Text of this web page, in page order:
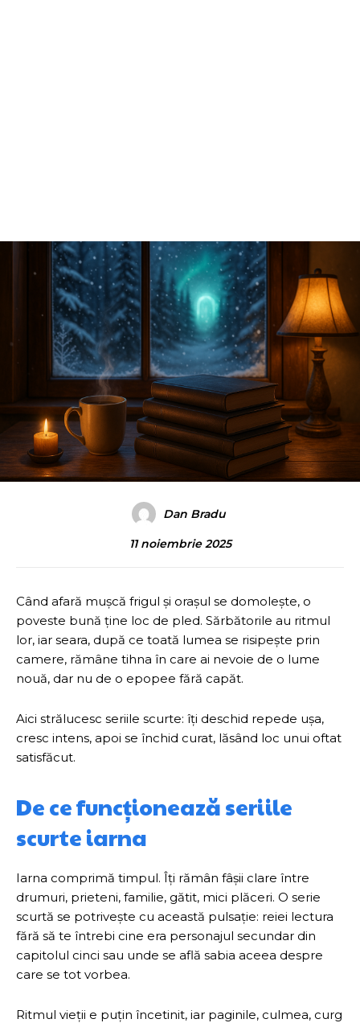
Dan Bradu
11 noiembrie 2025
Când afară mușcă frigul și orașul se domolește, o
poveste bună ține loc de pled. Sărbătorile au ritmul
lor, iar seara, după ce toată lumea se risipește prin
camere, rămâne tihna în care ai nevoie de o lume
nouă, dar nu de o epopee fără capăt.
Aici strălucesc seriile scurte: îți deschid repede ușa,
cresc intens, apoi se închid curat, lăsând loc unui oftat
satisfăcut.
De ce funcționează seriile
scurte iarna
Iarna comprimă timpul. Îți rămân fâșii clare între
drumuri, prieteni, familie, gătit, mici plăceri. O serie
scurtă se potrivește cu această pulsație: reiei lectura
fără să te întrebi cine era personajul secundar din
capitolul cinci sau unde se află sabia aceea despre
care se tot vorbea.
Ritmul vieții e puțin încetinit, iar paginile, culmea, curg